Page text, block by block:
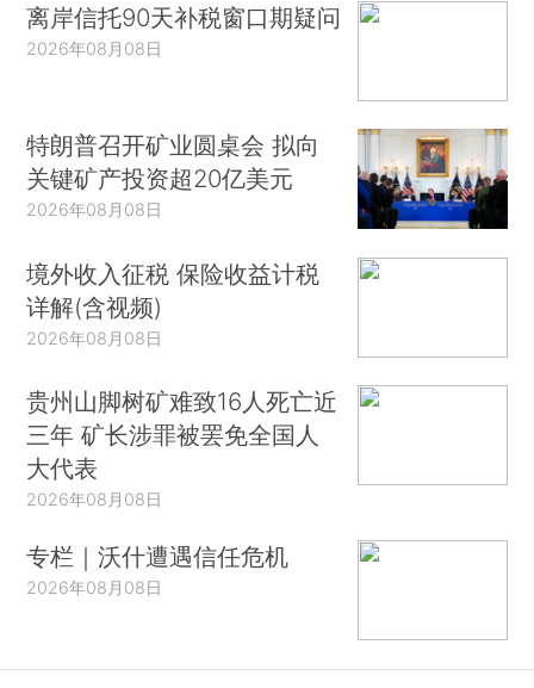
离岸信托90天补税窗口期疑问
2026年08月08日
特朗普召开矿业圆桌会 拟向
关键矿产投资超20亿美元
2026年08月08日
境外收入征税 保险收益计税
详解(含视频)
2026年08月08日
贵州山脚树矿难致16人死亡近
三年 矿长涉罪被罢免全国人
大代表
2026年08月08日
专栏｜沃什遭遇信任危机
2026年08月08日